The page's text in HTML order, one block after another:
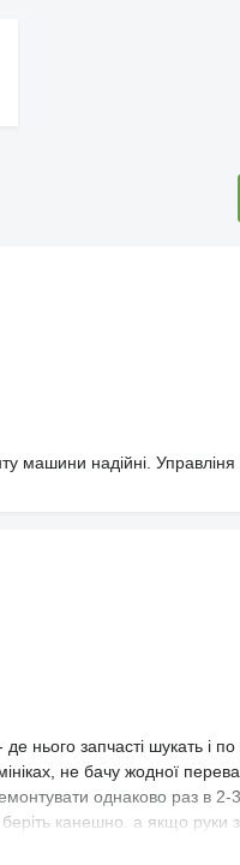
машини надійні. Управліня
запчасті шукать і по
не бачу жодної
однаково раз в
канешно. а якщо руки з